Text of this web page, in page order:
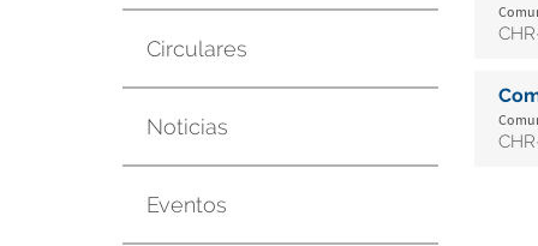
Circulares
Noticias
Eventos